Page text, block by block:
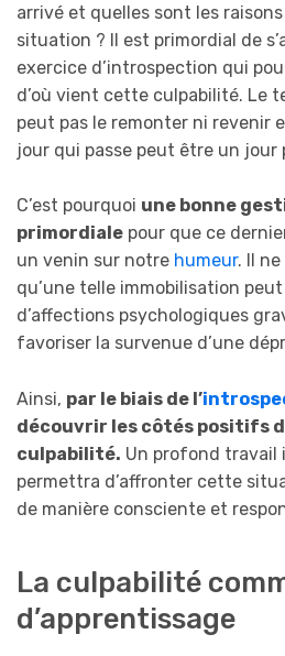
arrivé et quelles sont les
situation ? Il est primordial de
exercice d’introspection qui
d’où vient cette culpabilité. Le
peut pas le remonter ni revenir
jour qui passe peut être un jour
C’est pourquoi une bonne
primordiale pour que ce
un venin sur notre humeur. Il
qu’une telle immobilisation
d’affections psychologiques
favoriser la survenue d’une
Ainsi, par le biais de l’
découvrir les côtés positifs
culpabilité. Un profond travail
permettra d’affronter cette
de manière consciente et
La culpabilité
d’apprentissage